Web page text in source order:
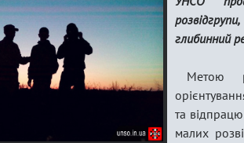
глибинний
Метою
та
малих